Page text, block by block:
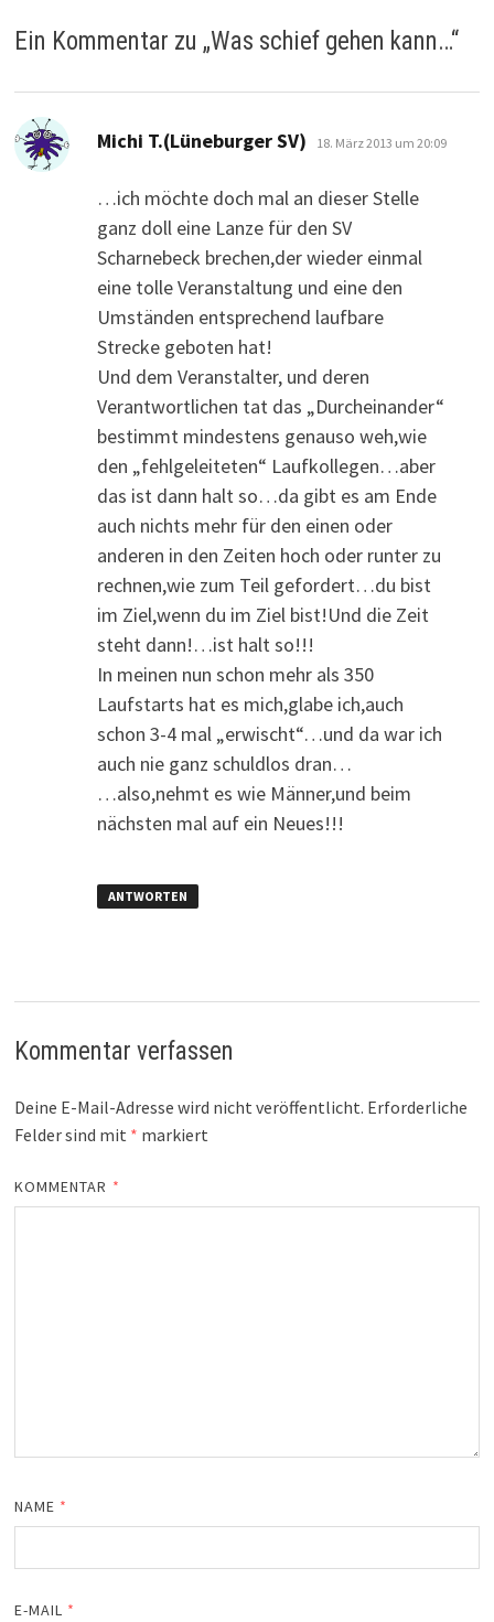
Ein Kommentar zu „Was schief gehen kann…“
Michi T.(Lüneburger SV) sagt:
18. März 2013 um 20:09
…ich möchte doch mal an dieser Stelle
ganz doll eine Lanze für den SV
Scharnebeck brechen,der wieder einmal
eine tolle Veranstaltung und eine den
Umständen entsprechend laufbare
Strecke geboten hat!
Und dem Veranstalter, und deren
Verantwortlichen tat das „Durcheinander“
bestimmt mindestens genauso weh,wie
den „fehlgeleiteten“ Laufkollegen…aber
das ist dann halt so…da gibt es am Ende
auch nichts mehr für den einen oder
anderen in den Zeiten hoch oder runter zu
rechnen,wie zum Teil gefordert…du bist
im Ziel,wenn du im Ziel bist!Und die Zeit
steht dann!…ist halt so!!!
In meinen nun schon mehr als 350
Laufstarts hat es mich,glabe ich,auch
schon 3-4 mal „erwischt“…und da war ich
auch nie ganz schuldlos dran…
…also,nehmt es wie Männer,und beim
nächsten mal auf ein Neues!!!
ANTWORTEN
Kommentar verfassen
Deine E-Mail-Adresse wird nicht veröffentlicht. Erforderliche
Felder sind mit * markiert
KOMMENTAR *
NAME *
E-MAIL *